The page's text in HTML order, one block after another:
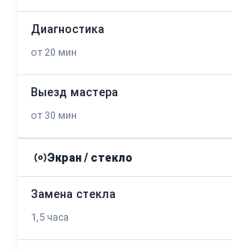
Диагностика
от 20 мин
Выезд мастера
от 30 мин
Экран / стекло
Замена стекла
1,5 часа